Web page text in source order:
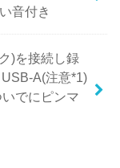
音付き
)を接続し録
A(注意*1)
でにピンマ